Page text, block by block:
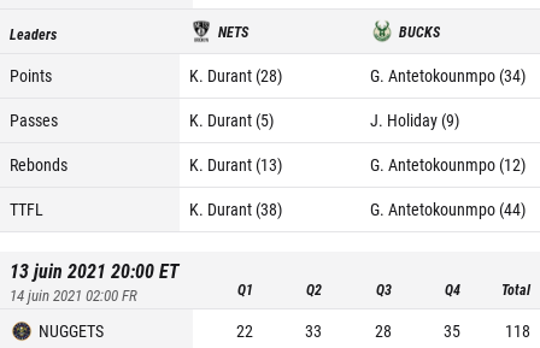
Leaders NETS BUCKS
Points K. Durant (28)
G. Antetokounmpo (34)
Passes
K. Durant (5)
J. Holiday (9)
Rebonds
K. Durant (13)
G. Antetokounmpo (12)
TTFL
K. Durant (38) G. Antetokounmpo (44)
13 juin 2021 20:00ET
14 juin 2021 02:00FR Q1 Q2 Q3 Q4 Total
NUGGETS 22 33 28 35
118